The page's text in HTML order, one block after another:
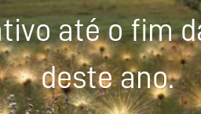
até o fim
deste ano.